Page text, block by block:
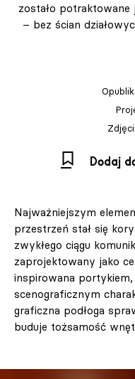
zostało potraktowane
– bez ścian
Dodaj
Najważniejszym
przestrzeń stał się
zwykłego ciągu
zaprojektowany jako
inspirowana
scenograficznym
graficzna podłoga
buduje tożsamość